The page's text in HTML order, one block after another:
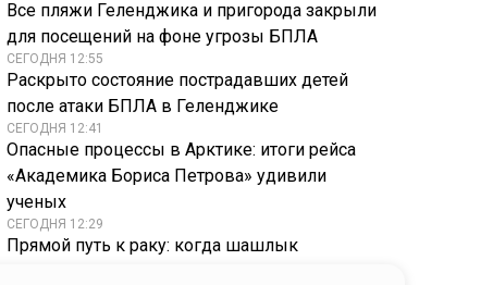
Все пляжи Геленджика и пригорода закрыли
для посещений на фоне угрозы БПЛА
СЕГОДНЯ 12:55
Раскрыто состояние пострадавших детей
после атаки БПЛА в Геленджике
СЕГОДНЯ 12:41
Опасные процессы в Арктике: итоги рейса
«Академика Бориса Петрова» удивили
ученых
СЕГОДНЯ 12:29
Прямой путь к раку: когда шашлык